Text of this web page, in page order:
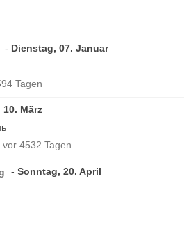
Dienstag, 07. Januar
Tagen
März
vor 4532 Tagen
Sonntag, 20. April